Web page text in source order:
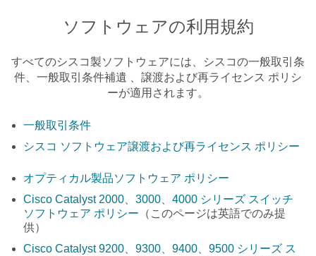
ソフトウェアの利用規約
すべてのシスコ製ソフトウェアには、シスコの一般取引条
件、一般取引条件補遺 、譲渡および再ライセンス ポリシ
ーが適用されます。
一般取引条件
シスコ ソフトウェア譲渡および再ライセンス ポリシー
オプティカル製品ソフトウェア ポリシー
Cisco Catalyst 2000、3000、4000 シリーズ スイッチ
ソフトウェア ポリシー （このページは英語でのみ提
供）
Cisco Catalyst 9200、9300、9400、9500 シリーズ ス